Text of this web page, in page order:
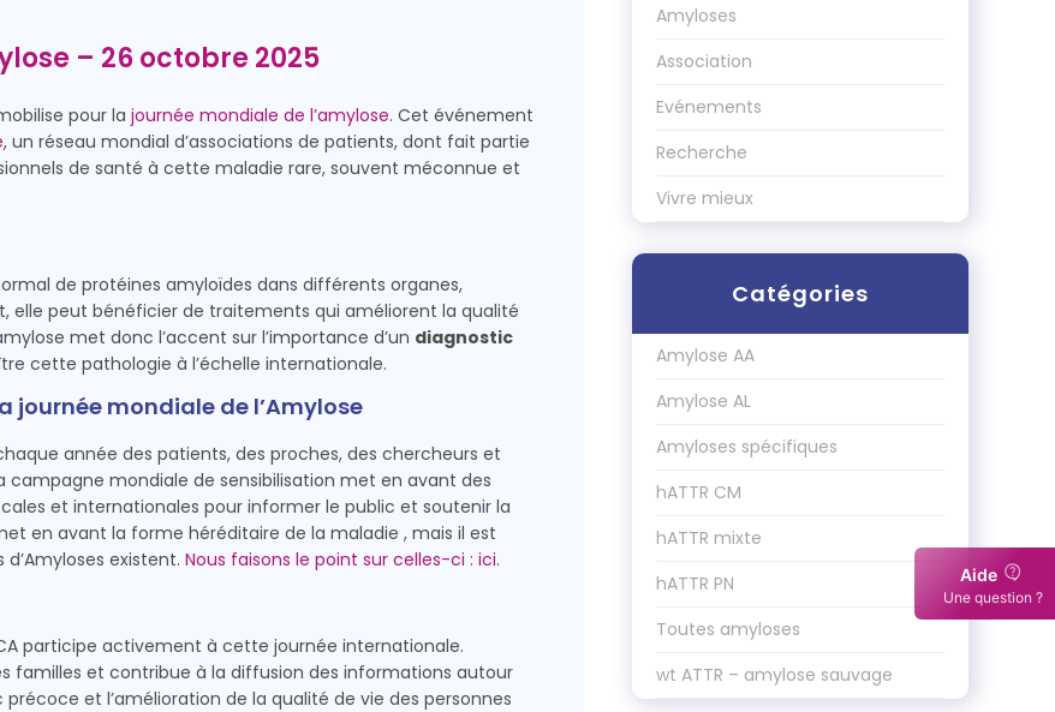
– 26 octobre 2025
pour la journée mondiale de l’amylose. Cet événement
, un réseau mondial d’associations de patients, dont fait partie
de santé à cette maladie rare, souvent méconnue et
de protéines amyloïdes dans différents organes,
peut bénéficier de traitements qui améliorent la qualité
met donc l’accent sur l’importance d’un diagnostic
cette pathologie à l’échelle internationale.
mondiale de l’Amylose
année des patients, des proches, des chercheurs et
campagne mondiale de sensibilisation met en avant des
et internationales pour informer le public et soutenir la
en avant la forme héréditaire de la maladie , mais il est
existent. Nous faisons le point sur celles-ci : ici.
participe activement à cette journée internationale.
familles et contribue à la diffusion des informations autour
et l’amélioration de la qualité de vie des personnes
Amyloses
Association
Evénements
Recherche
Vivre mieux
Catégories
Amylose AA
Amylose AL
Amyloses spécifiques
hATTR CM
hATTR mixte
hATTR PN
Toutes amyloses
wt ATTR – amylose sauvage
Aide
Une question ?